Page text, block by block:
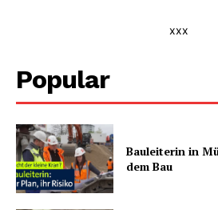
xxx
Popular
Bauleiterin in
dem Bau